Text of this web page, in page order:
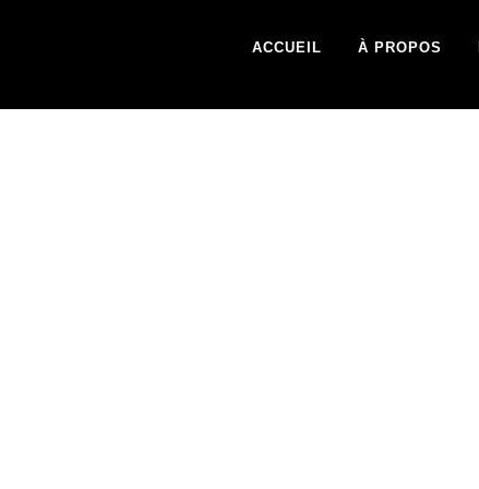
ACCUEIL À PROPOS